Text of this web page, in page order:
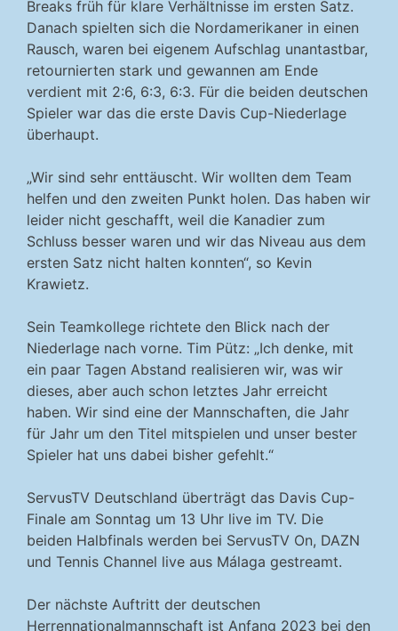
Breaks früh für klare Verhältnisse im ersten Satz.
Danach spielten sich die Nordamerikaner in einen
Rausch, waren bei eigenem Aufschlag unantastbar,
retournierten stark und gewannen am Ende
verdient mit 2:6, 6:3, 6:3. Für die beiden deutschen
Spieler war das die erste Davis Cup-Niederlage
überhaupt.
„Wir sind sehr enttäuscht. Wir wollten dem Team
helfen und den zweiten Punkt holen. Das haben wir
leider nicht geschafft, weil die Kanadier zum
Schluss besser waren und wir das Niveau aus dem
ersten Satz nicht halten konnten“, so Kevin
Krawietz.
Sein Teamkollege richtete den Blick nach der
Niederlage nach vorne. Tim Pütz: „Ich denke, mit
ein paar Tagen Abstand realisieren wir, was wir
dieses, aber auch schon letztes Jahr erreicht
haben. Wir sind eine der Mannschaften, die Jahr
für Jahr um den Titel mitspielen und unser bester
Spieler hat uns dabei bisher gefehlt.“
ServusTV Deutschland überträgt das Davis Cup-
Finale am Sonntag um 13 Uhr live im TV. Die
beiden Halbfinals werden bei ServusTV On, DAZN
und Tennis Channel live aus Málaga gestreamt.
Der nächste Auftritt der deutschen
Herrennationalmannschaft ist Anfang 2023 bei den